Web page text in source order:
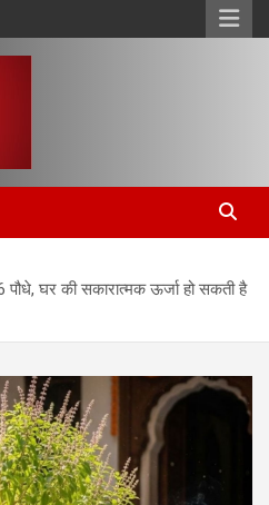
घर की सकारात्मक ऊर्जा हो सकती है